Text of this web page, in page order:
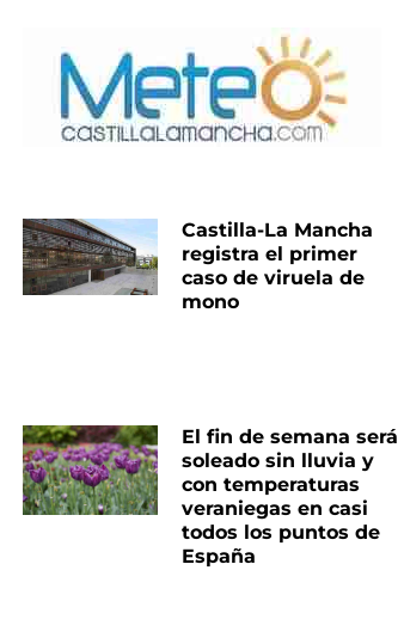
Castilla-La Mancha
registra el primer
caso de viruela de
mono
El fin de semana será
soleado sin lluvia y
con temperaturas
veraniegas en casi
todos los puntos de
España